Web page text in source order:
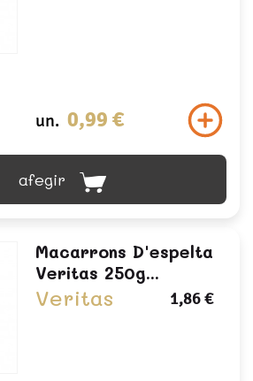
un. 0,99 €
afegir
Macarrons D'espelta
Veritas 250g...
Veritas 1,86 €